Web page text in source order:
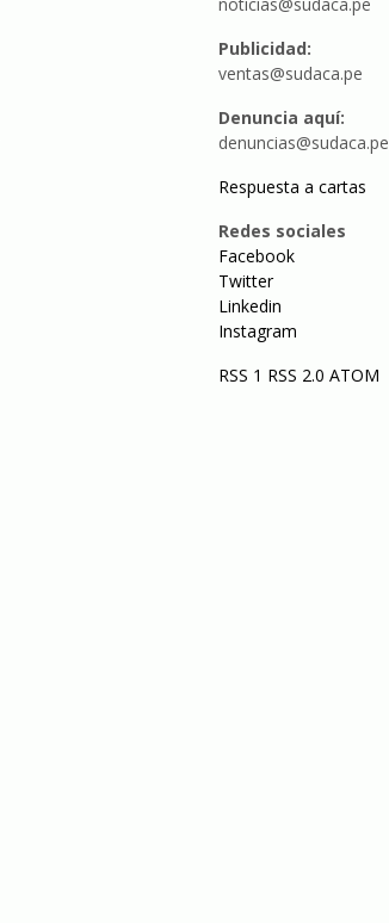
Publicidad:
ventas@sudaca.pe
Denuncia aquí:
denuncias@sudaca.pe
Respuesta a cartas
Redes sociales
Facebook
Twitter
Linkedin
Instagram
RSS 1 RSS 2.0 ATOM